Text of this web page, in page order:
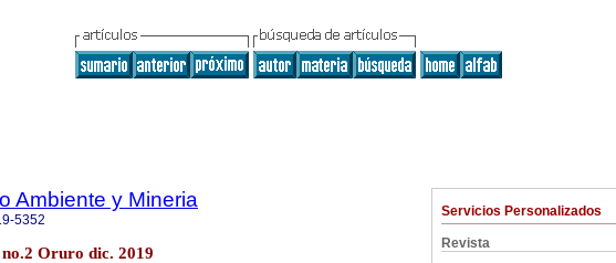
Servicios Personalizados
Revista
Ambiente y Mineria
5352
Oruro dic. 2019